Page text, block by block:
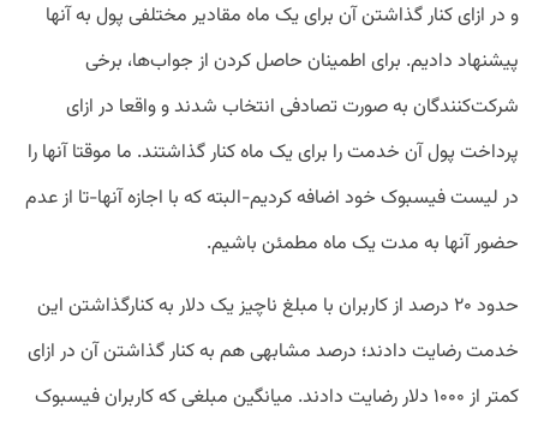
و در ازای کنار گذاشتن آن برای یک ماه مقادیر مختلفی پول به آنها
پیشنهاد دادیم. برای اطمینان حاصل کردن از جواب‌ها، برخی
شرکت‌کنندگان به صورت تصادفی انتخاب شدند و واقعا در ازای
پرداخت پول آن خدمت را برای یک ماه کنار گذاشتند. ما موقتا آنها را
در لیست فیسبوک خود اضافه کردیم-البته که با اجازه آنها-تا از عدم
حضور آنها به مدت یک ماه مطمئن باشیم.
حدود ۲۰ درصد از کاربران با مبلغ ناچیز یک دلار به کنارگذاشتن این
خدمت رضایت دادند؛ درصد مشابهی هم به کنار گذاشتن آن در ازای
کمتر از ۱۰۰۰ دلار رضایت دادند. میانگین مبلغی که کاربران فیسبوک